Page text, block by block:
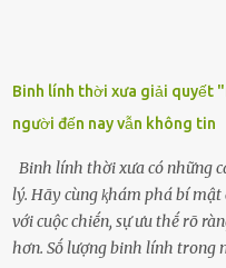
Binh lính thời xưa giải quyết
người đến nay vẫn không tin
Binh lính thời xưa có những
lý. Hãy cùng ⱪhám phá bí
với cuộc chiḗn, sự ưu thḗ rõ
hơn. Sṓ lượng binh lính trong